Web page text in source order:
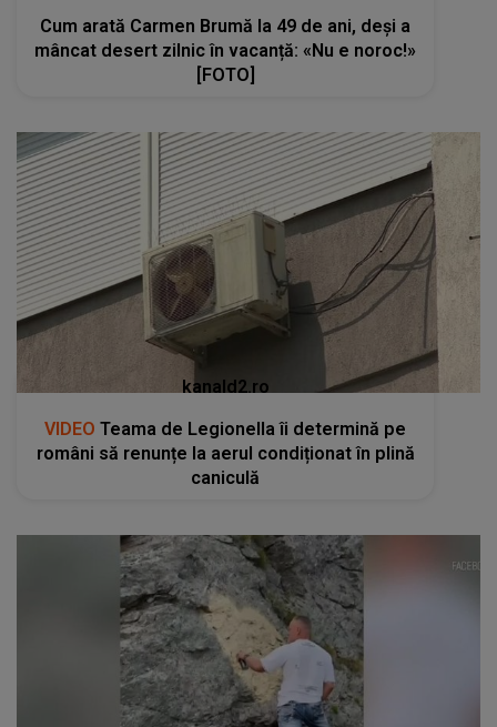
Cum arată Carmen Brumă la 49 de ani, deși a
mâncat desert zilnic în vacanță: «Nu e noroc!»
[FOTO]
kanald2.ro
VIDEO Teama de Legionella îi determină pe
români să renunțe la aerul condiționat în plină
caniculă